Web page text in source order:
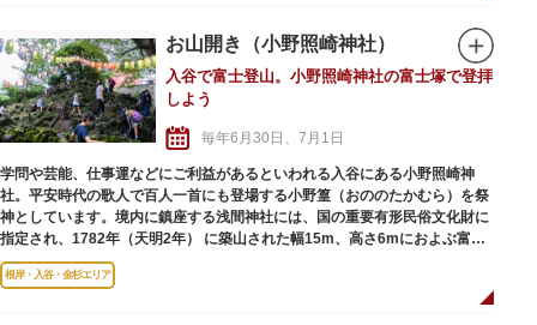
盛大に執り行われる本社神輿は、迫力満点。その威勢と熱気に圧倒されるこ
とでしょう。
また、境内には、所狭しと露店が並び、定番の屋台めしから射的などのゲー
ムまで楽しめ、見物客でにぎわいを見せます。
お山開き（小野照崎神社）
入谷で富士登山。小野照崎神社の富士塚で登拝
しよう
毎年6月30日、7月1日
学問や芸能、仕事運などにご利益があるといわれる入谷にある小野照崎神
社。平安時代の歌人で百人一首にも登場する小野篁（おののたかむら）を祭
神としています。境内に鎮座する浅間神社には、国の重要有形民俗文化財に
指定され、1782年（天明2年） に築山された幅15m、高さ6mにおよぶ富士
塚「下谷坂本富士」があります。全体が富士山の溶岩石で覆われ、霊峰・富
士の分身ともいえるその富士塚は、今も昔ながらの荘厳な姿のまま。富士信
根岸・入谷・金杉エリア